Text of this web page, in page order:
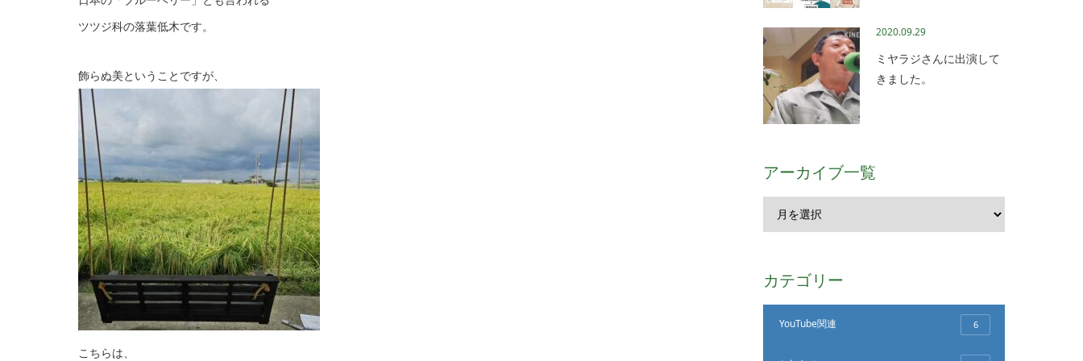
ツツジ科の落葉低木です。
飾らぬ美ということですが、
こちらは、
2020.09.29
ミヤラジさんに出演して
きました。
アーカイブ一覧
カテゴリー
YouTube関連 6